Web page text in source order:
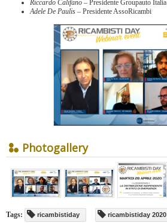
Riccardo Califano – Presidente Groupauto Italia
Adele De Paulis – Presidente AssoRicambi
Photogallery
Tags: ricambistiday ricambistiday 2020